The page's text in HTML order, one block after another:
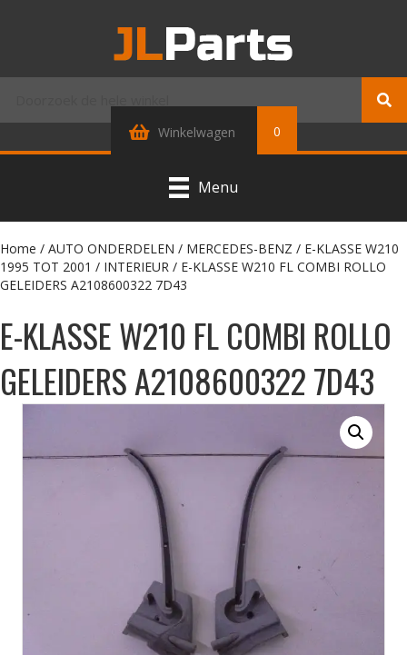
Winkelwagen 0
Menu
Home / AUTO ONDERDELEN / MERCEDES-BENZ / E-KLASSE W210
1995 TOT 2001 / INTERIEUR / E-KLASSE W210 FL COMBI ROLLO
GELEIDERS A2108600322 7D43
E-KLASSE W210 FL COMBI ROLLO
GELEIDERS A2108600322 7D43